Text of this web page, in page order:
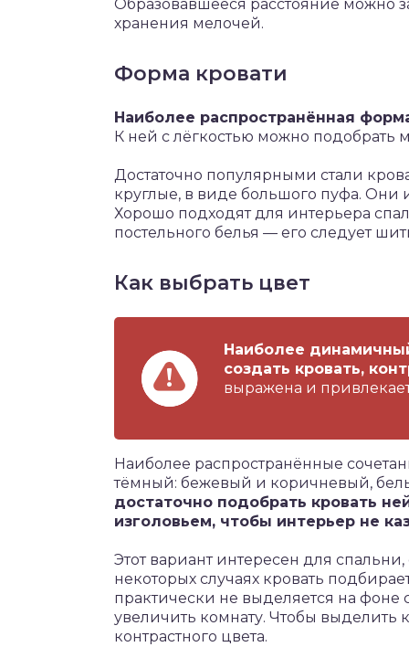
Образовавшееся расстояние можно
хранения мелочей.
Форма кровати
Наиболее распространённая
К ней с лёгкостью можно подобрать
Достаточно популярными стали
круглые, в виде большого пуфа. Они
Хорошо подходят для интерьера
постельного белья — его следует
Как выбрать цвет
Наиболее
создать кровать,
выражена и
Наиболее распространённые
тёмный: бежевый и коричневый,
достаточно подобрать кровать
изголовьем, чтобы интерьер не
Этот вариант интересен для
некоторых случаях кровать
практически не выделяется на фоне
увеличить комнату. Чтобы выделить
контрастного цвета.